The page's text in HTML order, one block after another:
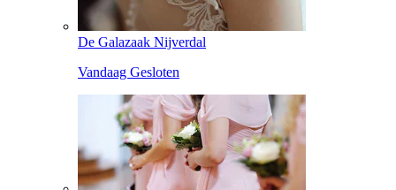
De Galazaak Nijverdal
Vandaag Gesloten